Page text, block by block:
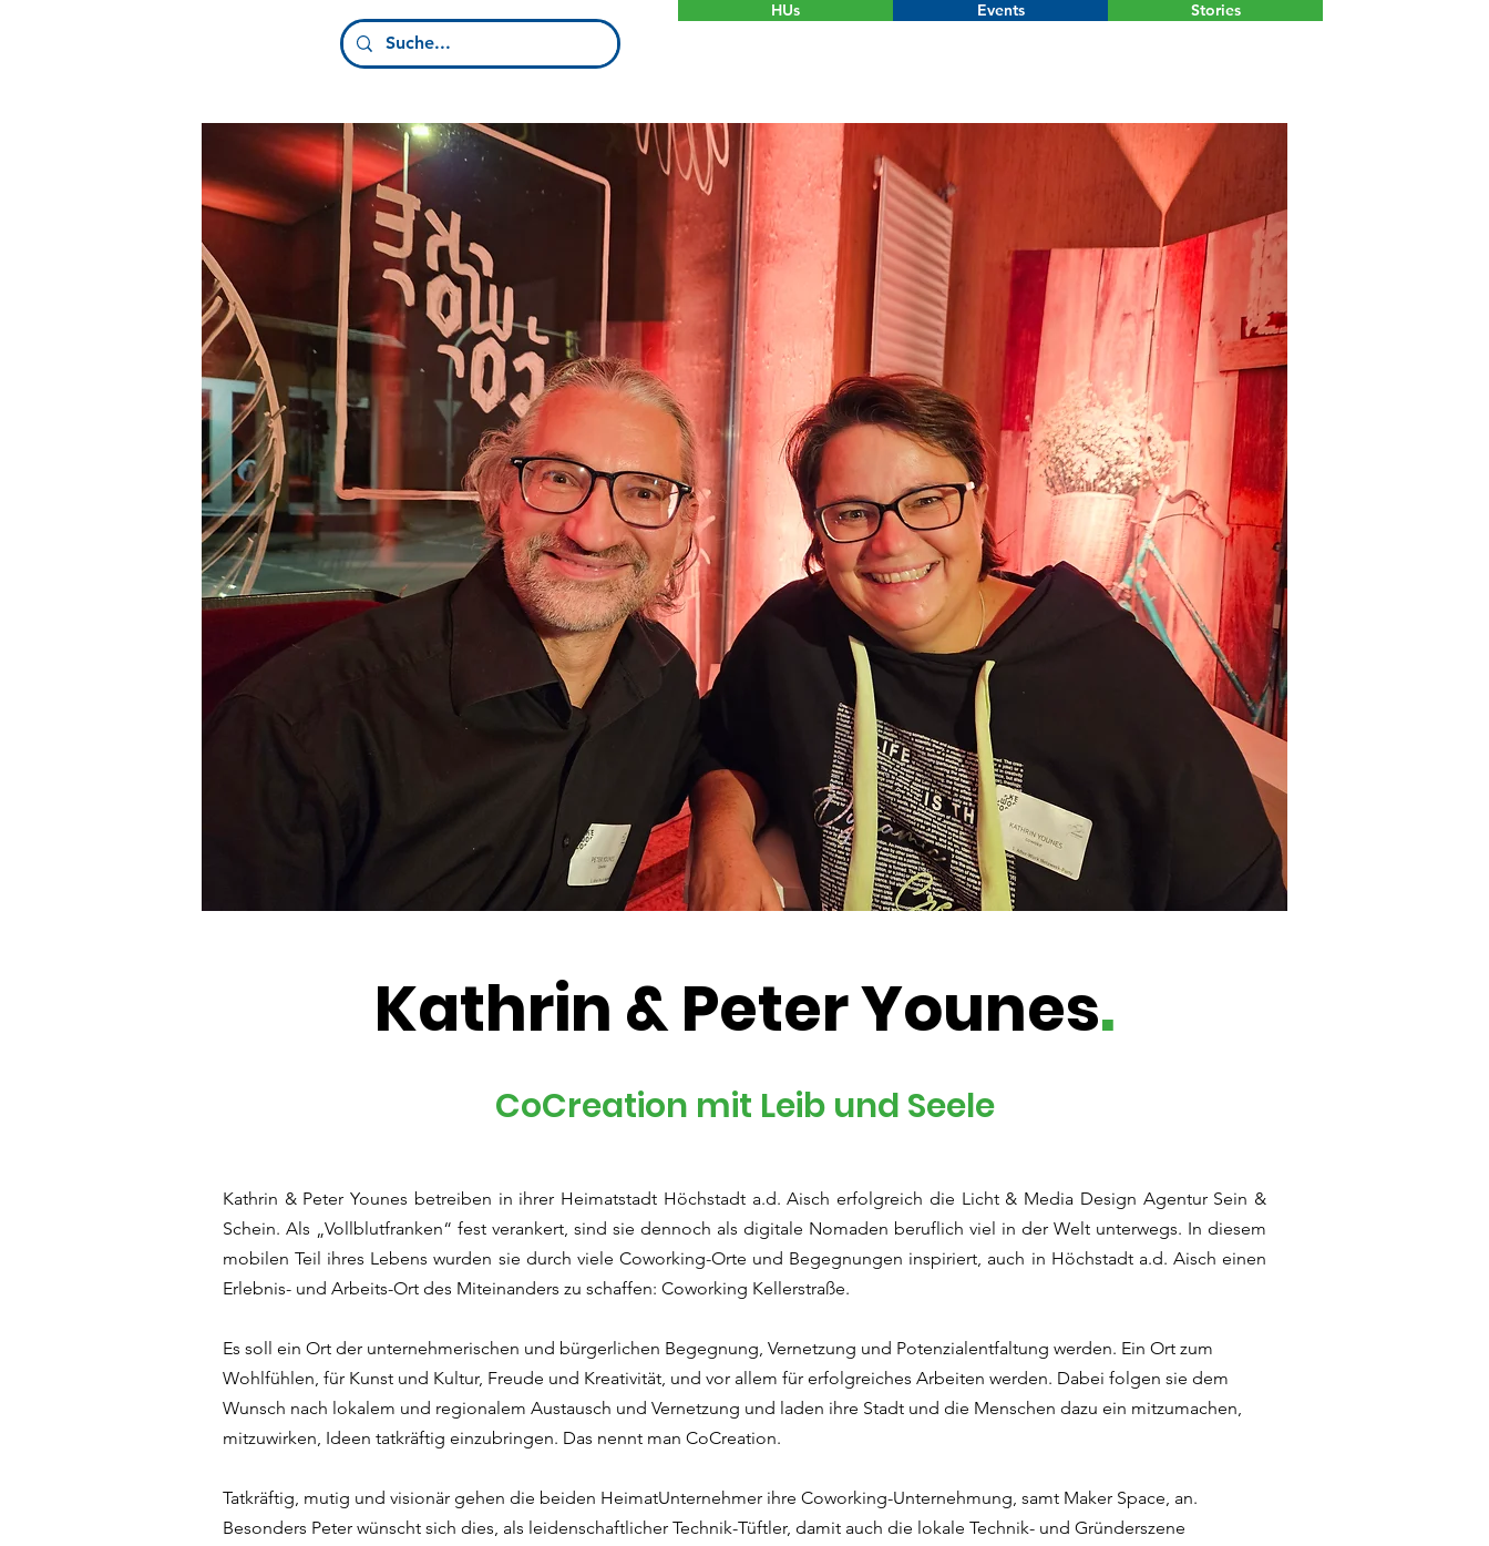
HUs Events Stories
Kathrin & Peter Younes.
CoCreation mit Leib und Seele
Kathrin & Peter Younes betreiben in ihrer Heimatstadt Höchstadt a.d. Aisch erfolgreich die Licht & Media Design Agentur Sein &
Schein. Als „Vollblutfranken“ fest verankert, sind sie dennoch als digitale Nomaden beruflich viel in der Welt unterwegs. In diesem
mobilen Teil ihres Lebens wurden sie durch viele Coworking-Orte und Begegnungen inspiriert, auch in Höchstadt a.d. Aisch einen
Erlebnis- und Arbeits-Ort des Miteinanders zu schaffen: Coworking Kellerstraße.
Es soll ein Ort der unternehmerischen und bürgerlichen Begegnung, Vernetzung und Potenzialentfaltung werden. Ein Ort zum
Wohlfühlen, für Kunst und Kultur, Freude und Kreativität, und vor allem für erfolgreiches Arbeiten werden. Dabei folgen sie dem
Wunsch nach lokalem und regionalem Austausch und Vernetzung und laden ihre Stadt und die Menschen dazu ein mitzumachen,
mitzuwirken, Ideen tatkräftig einzubringen. Das nennt man CoCreation.
Tatkräftig, mutig und visionär gehen die beiden HeimatUnternehmer ihre Coworking-Unternehmung, samt Maker Space, an.
Besonders Peter wünscht sich dies, als leidenschaftlicher Technik-Tüftler, damit auch die lokale Technik- und Gründerszene